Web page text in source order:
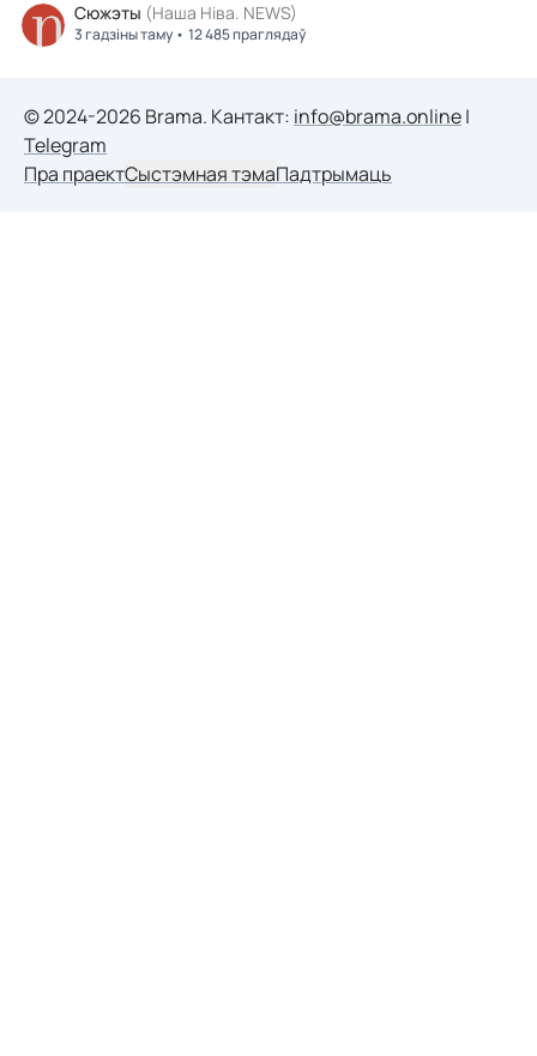
Сюжэты (Наша Ніва. NEWS)
3 гадзіны таму 12 485 праглядаў
© 2024-2026 Brama. Кантакт: info@brama.online|
Telegram
Пра праектСыстэмная тэмаПадтрымаць